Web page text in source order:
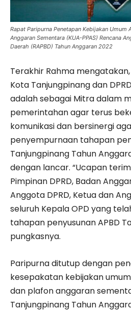
Rapat Paripurna Penetapan Kebijakan Umum
Anggaran Sementara (KUA-PPAS) Rencana
Daerah (RAPBD) Tahun Anggaran 2022
Terakhir Rahma
Kota Tanjungpinang dan
adalah sebagai Mitra dalam
pemerintahan agar terus
komunikasi dan bersinergi
penyempurnaan tahapan
Tanjungpinang Tahun
dengan lancar. “Ucapan
Pimpinan DPRD, Badan
Anggota DPRD, Ketua dan
seluruh Kepala OPD yang
tahapan penyusunan APBD
pungkasnya.
Paripurna ditutup dengan
kesepakatan kebijakan
dan plafon anggaran
Tanjungpinang Tahun